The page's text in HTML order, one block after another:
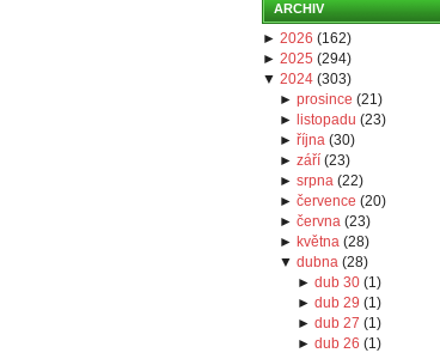
ARCHIV
► 2026 (162)
► 2025 (294)
▼ 2024 (303)
►prosince (21)
► listopadu (23)
►října (30)
►září (23)
►srpna (22)
►července (20)
►června (23)
► května (28)
▼dubna (28)
► dub 30(1)
► dub 29 (1)
► dub 27 (1)
► dub 26 (1)